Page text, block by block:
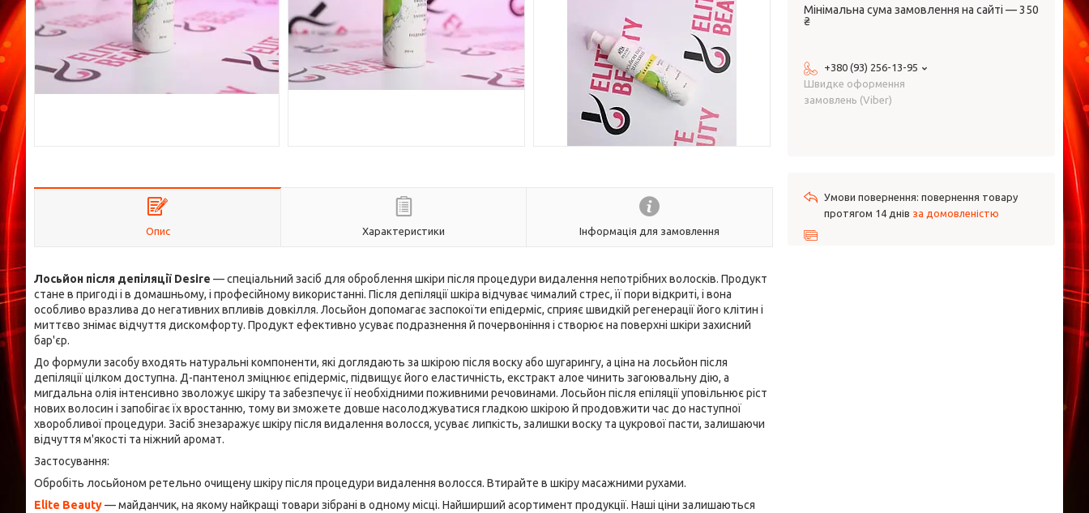
Опис Характеристики Інформація для замовлення
Лосьйон після депіляції Desire — спеціальний засіб для оброблення шкіри після процедури видалення непотрібних волосків. Продукт
стане в пригоді і в домашньому, і професійному використанні. Після депіляції шкіра відчуває чималий стрес, її пори відкриті, і вона
особливо вразлива до негативних впливів довкілля. Лосьйон допомагає заспокоїти епідерміс, сприяє швидкій регенерації його клітин і
миттєво знімає відчуття дискомфорту. Продукт ефективно усуває подразнення й почервоніння і створює на поверхні шкіри захисний
бар'єр.
До формули засобу входять натуральні компоненти, які доглядають за шкірою після воску або шугарингу, а ціна на лосьйон після
депіляції цілком доступна. Д-пантенол зміцнює епідерміс, підвищує його еластичність, екстракт алое чинить загоювальну дію, а
мигдальна олія інтенсивно зволожує шкіру та забезпечує її необхідними поживними речовинами. Лосьйон після епіляції уповільнює ріст
нових волосин і запобігає їх вростанню, тому ви зможете довше насолоджуватися гладкою шкірою й продовжити час до наступної
хворобливої процедури. Засіб знезаражує шкіру після видалення волосся, усуває липкість, залишки воску та цукрової пасти, залишаючи
відчуття м'якості та ніжний аромат.
Застосування:
Обробіть лосьйоном ретельно очищену шкіру після процедури видалення волосся. Втирайте в шкіру масажними рухами.
Elite Beauty— майданчик, на якому найкращі товари зібрані в одному місці. Найширший асортимент продукції. Наші ціни залишаються
Мінімальна сума замовлення на сайті — 350
₴
+380 (93) 256-13-95
Швидке оформення
замовлень (Viber)
повернення товару
протягом 14 днів за домовленістю